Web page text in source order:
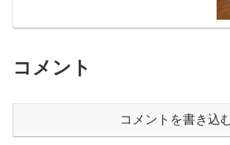
コメント
コメントを書き込